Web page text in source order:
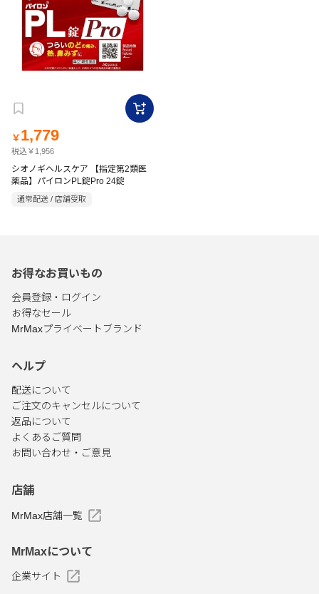
￥ 1,779
税込￥1,956
シオノギヘルスケア 【指定第2類医
薬品】パイロンPL錠Pro 24錠
通常配送 / 店舗受取
お得なお買いもの
会員登録・ログイン
お得なセール
MrMaxプライベートブランド
ヘルプ
配送について
ご注文のキャンセルについて
返品について
よくあるご質問
お問い合わせ・ご意見
店舗
MrMax店舗一覧
MrMaxについて
企業サイト